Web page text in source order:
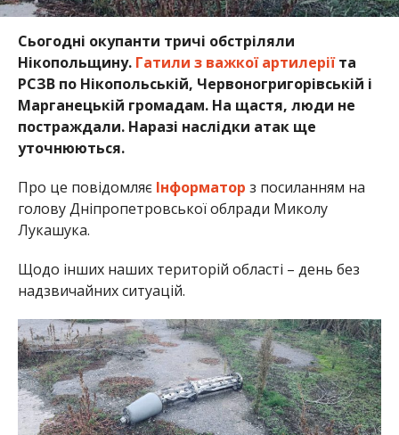
Сьогодні окупанти тричі обстріляли
Нікопольщину. Гатили з важкої артилеріїта
РСЗВ по Нікопольській, Червоногригорівській і
Марганецькій громадам. На щастя, люди не
постраждали. Наразі наслідки атак ще
уточнюються.
Про це повідомляє Інформатор з посиланням на
голову Дніпропетровської облради Миколу
Лукашука.
Щодо інших наших територій області – день без
надзвичайних ситуацій.